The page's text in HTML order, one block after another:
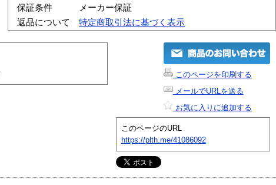
保証条件
メーカー保証
返品について
特定商取引法に基づく表示
このページを印刷する
メールでURLを送る
お気に入りに追加する
このページのURL
https://plth.me/41086092